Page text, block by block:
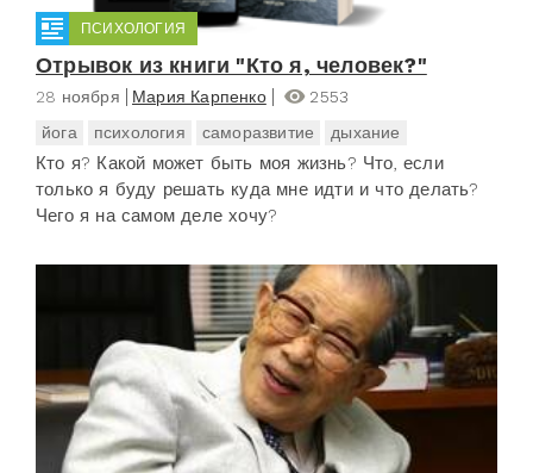
ПСИХОЛОГИЯ
Отрывок из книги "Кто я, человек?"
28 ноября Мария Карпенко
2553
йога
психология саморазвитие дыхание
Кто я? Какой может быть моя жизнь? Что, если
только я буду решать куда мне идти и что делать?
Чего я на самом деле хочу?